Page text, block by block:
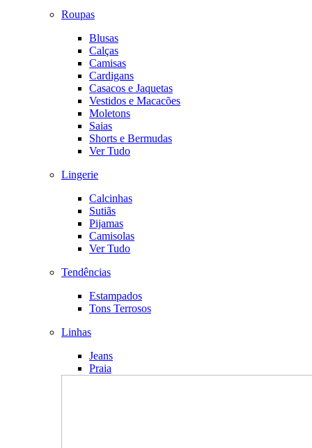
Roupas
Blusas
Calças
Camisas
Cardigans
Casacos e Jaquetas
Vestidos e Macacões
Moletons
Saias
Shorts e Bermudas
Ver Tudo
Lingerie
Calcinhas
Sutiãs
Pijamas
Camisolas
Ver Tudo
Tendências
Estampados
Tons Terrosos
Linhas
Jeans
Praia